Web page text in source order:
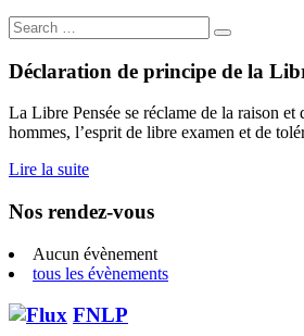
Search
for:
Déclaration de principe de la
La Libre Pensée se réclame de la raison
hommes, l’esprit de libre examen et de
Lire la suite
Nos rendez-vous
Aucun évènement
tous les évènements
FNLP